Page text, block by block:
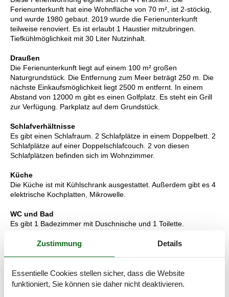
Ferienunterkunft hat eine Wohnfläche von 70 m², ist 2-stöckig,
und wurde 1980 gebaut. 2019 wurde die Ferienunterkunft
teilweise renoviert. Es ist erlaubt 1 Haustier mitzubringen.
Tiefkühlmöglichkeit mit 30 Liter Nutzinhalt.
Draußen
Die Ferienunterkunft liegt auf einem 100 m² großen
Naturgrundstück. Die Entfernung zum Meer beträgt 250 m. Die
nächste Einkaufsmöglichkeit liegt 2500 m entfernt. In einem
Abstand von 12000 m gibt es einen Golfplatz. Es steht ein Grill
zur Verfügung. Parkplatz auf dem Grundstück.
Schlafverhältnisse
Es gibt einen Schlafraum. 2 Schlafplätze in einem Doppelbett. 2
Schlafplätze auf einer Doppelschlafcouch. 2 von diesen
Schlafplätzen befinden sich im Wohnzimmer.
Küche
Die Küche ist mit Kühlschrank ausgestattet. Außerdem gibt es 4
elektrische Kochplatten, Mikrowelle.
WC und Bad
Es gibt 1 Badezimmer mit Duschnische und 1 Toilette.
Multimedien
Wissenswertes
Zustimmung Details
Essentielle Cookies stellen sicher, dass die Website
funktioniert, Sie können sie daher nicht deaktivieren.